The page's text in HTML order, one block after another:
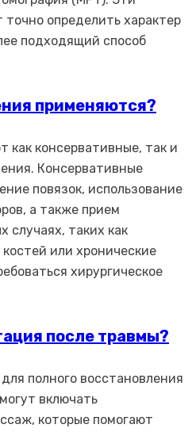
определить характер
подходящий способ
применяются?
как консервативные, так и
Консервативные
повязок, использование
а также прием
случаях, таких как
или хронические
хирургическое
после травмы?
полного восстановления
включать
которые помогают